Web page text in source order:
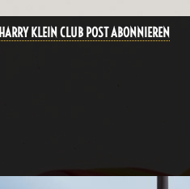
HARRY KLEIN CLUB POST ABONNIEREN